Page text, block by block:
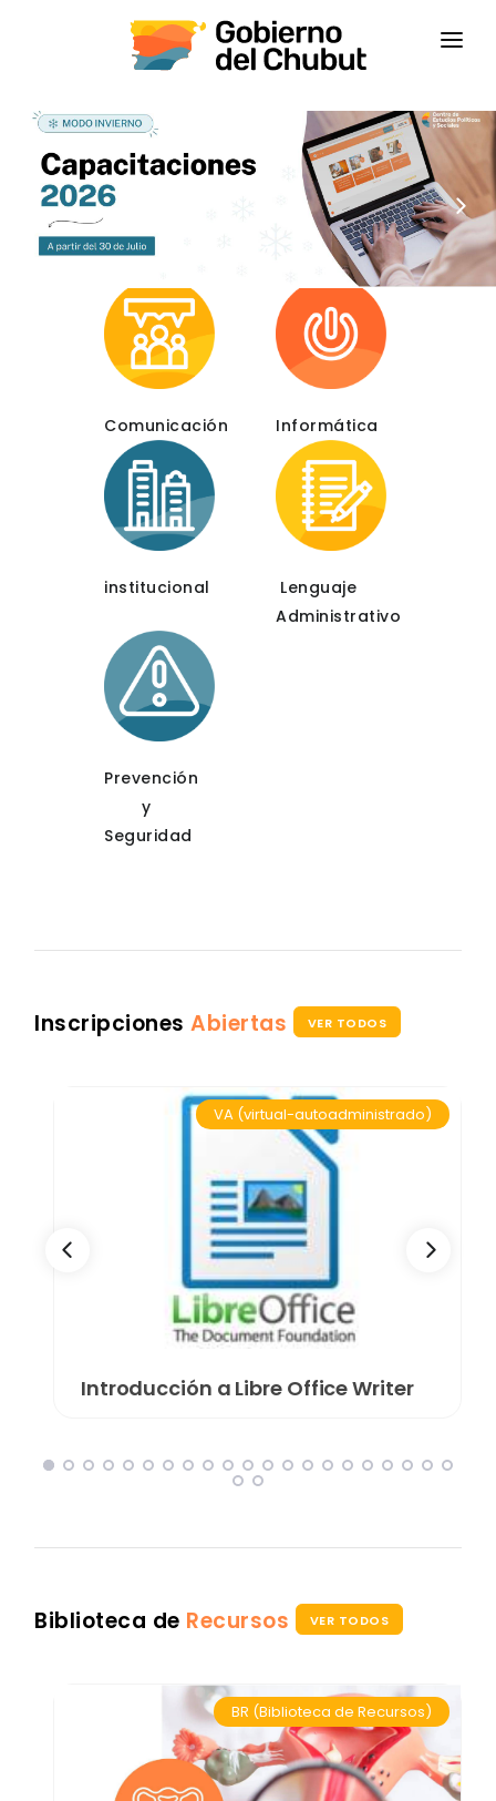
INSTITUCIONAL
CAPACITACIONES
CONTACTANOS
CAMPUS VIRTUAL
Comunicación Informática
institucional
Lenguaje
Administrativo
Prevención
y
Seguridad
Inscripciones Abiertas VER TODOS
VA (virtual-autoadministrado)
Introducción a Libre Office Writer
Biblioteca de Recursos VER TODOS
BR (Biblioteca de Recursos)